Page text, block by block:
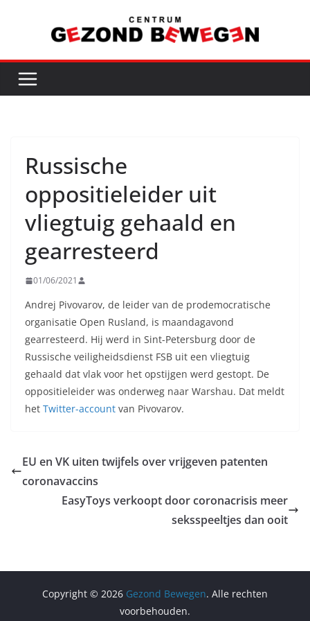
inhoud
Russische
oppositieleider uit
vliegtuig gehaald en
gearresteerd
01/06/2021
Andrej Pivovarov, de leider van de prodemocratische
organisatie Open Rusland, is maandagavond
gearresteerd. Hij werd in Sint-Petersburg door de
Russische veiligheidsdienst FSB uit een vliegtuig
gehaald dat vlak voor het opstijgen werd gestopt. De
oppositieleider was onderweg naar Warshau. Dat meldt
het Twitter-account van Pivovarov.
EU en VK uiten twijfels over vrijgeven patenten
coronavaccins
EasyToys verkoopt door coronacrisis meer
seksspeeltjes dan ooit
Copyright © 2026 Gezond Bewegen. Alle rechten
voorbehouden.